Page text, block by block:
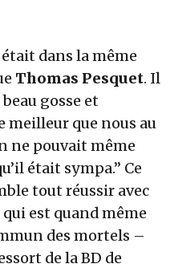
était dans la même
Thomas Pesquet. Il
gosse et
que nous au
ne pouvait même
était sympa.” Ce
tout réussir avec
est quand même
des mortels –
de la BD de